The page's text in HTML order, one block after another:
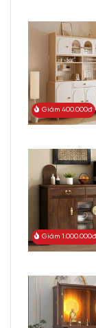
Tủ bếp chữ U là
Mẫu tủ bếp chữ
hẹp, khu vực
lớn.
Với trường hợp
bếp quá chật
bếp chữ U dựng
không gian.
tận dụng một
ở phía bên kia
ăn nên lựa
đang nấu ăn và
Giảm 400.000đ
Giảm 1.000.000đ